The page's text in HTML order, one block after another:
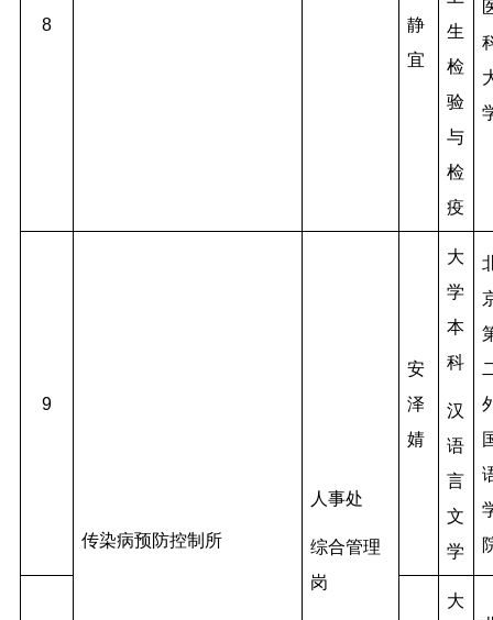
8
静
宜
生
检
验
与
检
疫
9
传染病预防控制所
人事处
综合管理
岗
安
泽
婧
大
学
本
科
汉
语
言
文
学
大